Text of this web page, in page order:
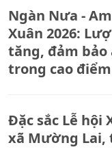
Ngàn Nưa -
Xuân 2026:
tăng, đảm bảo
trong cao
Đặc sắc Lễ hội
xã Mường Lai,